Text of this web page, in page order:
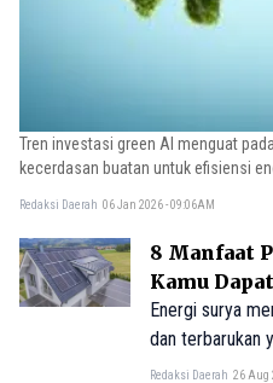
Tren investasi green AI menguat
kecerdasan buatan untuk efisiensi
Redaksi Daerah 06 Jan 2026 - 09:06AM
8 Manfaat
Kamu
Energi surya
dan terbarukan
manfaat
Redaksi Daerah 26 Aug